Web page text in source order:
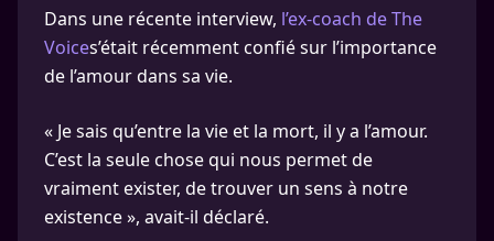
Dans une récente interview, l’ex-coach de The
Voices’était récemment confié sur l’importance
de l’amour dans sa vie.
« Je sais qu’entre la vie et la mort, il y a l’amour.
C’est la seule chose qui nous permet de
vraiment exister, de trouver un sens à notre
existence », avait-il déclaré.